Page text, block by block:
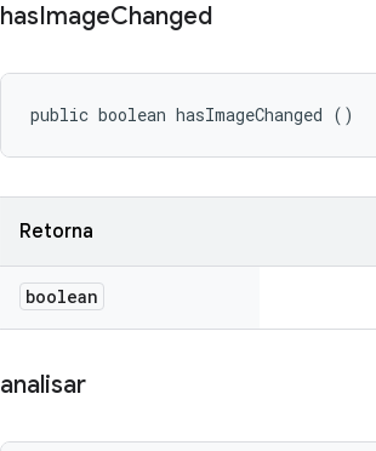
hasImageChanged
public boolean hasImageChanged ()
Retorna
boolean
analisar